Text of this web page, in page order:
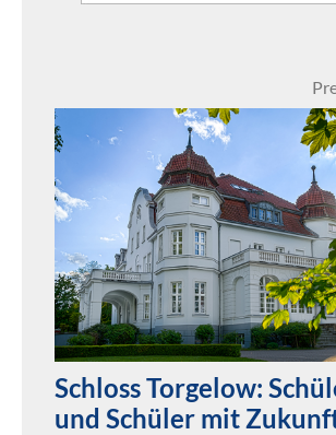
Schloss Torgelow:
und Schüler mit